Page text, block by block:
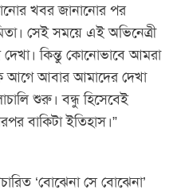
খবর জানানোর পর
সেই সময়ে এই অভিনেত্রী
কিন্তু কোনোভাবে আমরা
আগে আবার আমাদের দেখা
শুরু। বন্ধু হিসেবেই
বাকিটা ইতিহাস।”
‘বোঝেনা সে বোঝেনা’